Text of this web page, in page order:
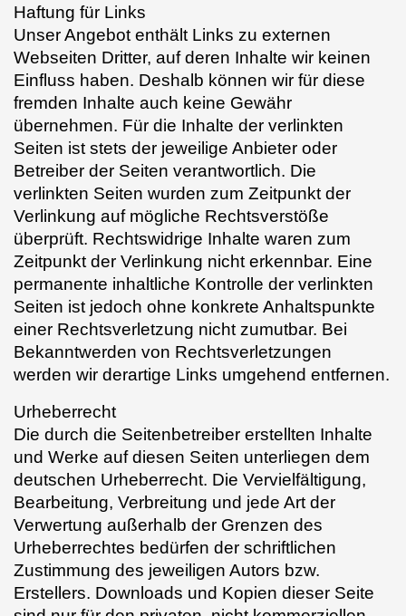
Haftung für Links
Unser Angebot enthält Links zu externen
Webseiten Dritter, auf deren Inhalte wir keinen
Einfluss haben. Deshalb können wir für diese
fremden Inhalte auch keine Gewähr
übernehmen. Für die Inhalte der verlinkten
Seiten ist stets der jeweilige Anbieter oder
Betreiber der Seiten verantwortlich. Die
verlinkten Seiten wurden zum Zeitpunkt der
Verlinkung auf mögliche Rechtsverstöße
überprüft. Rechtswidrige Inhalte waren zum
Zeitpunkt der Verlinkung nicht erkennbar. Eine
permanente inhaltliche Kontrolle der verlinkten
Seiten ist jedoch ohne konkrete Anhaltspunkte
einer Rechtsverletzung nicht zumutbar. Bei
Bekanntwerden von Rechtsverletzungen
werden wir derartige Links umgehend entfernen.
Urheberrecht
Die durch die Seitenbetreiber erstellten Inhalte
und Werke auf diesen Seiten unterliegen dem
deutschen Urheberrecht. Die Vervielfältigung,
Bearbeitung, Verbreitung und jede Art der
Verwertung außerhalb der Grenzen des
Urheberrechtes bedürfen der schriftlichen
Zustimmung des jeweiligen Autors bzw.
Erstellers. Downloads und Kopien dieser Seite